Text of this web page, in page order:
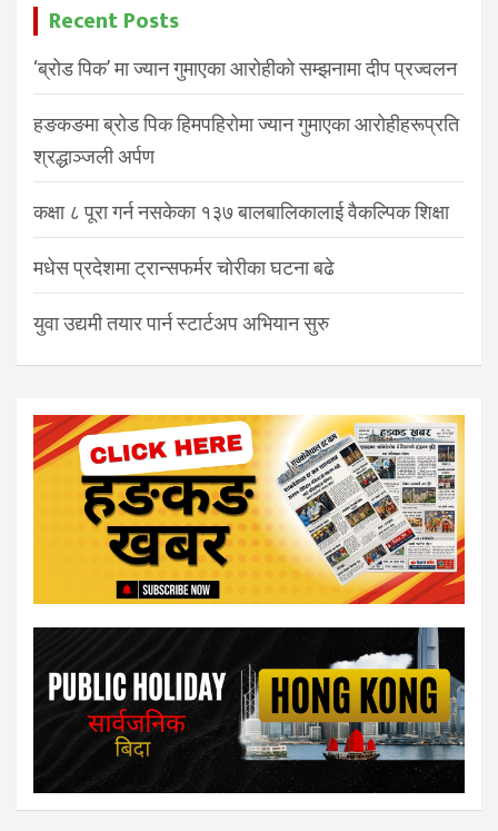
Recent Posts
‘ब्रोड पिक’ मा ज्यान गुमाएका आरोहीको सम्झनामा दीप प्रज्वलन
हङकङमा ब्रोड पिक हिमपहिरोमा ज्यान गुमाएका आरोहीहरूप्रति
श्रद्धाञ्जली अर्पण
कक्षा ८ पूरा गर्न नसकेका १३७ बालबालिकालाई वैकल्पिक शिक्षा
मधेस प्रदेशमा ट्रान्सफर्मर चोरीका घटना बढे
युवा उद्यमी तयार पार्न स्टार्टअप अभियान सुरु